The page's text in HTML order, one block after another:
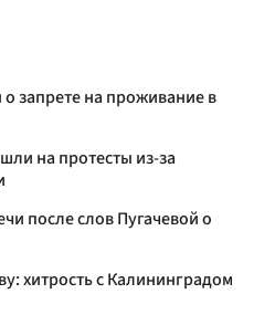
запрете на проживание в
на протесты из-за
после слов Пугачевой о
хитрость с Калининградом